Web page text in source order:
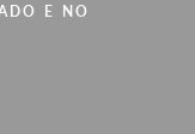
E NO